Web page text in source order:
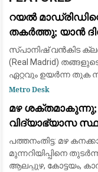
റയൽ
തകർത്തു; യാൻ
ബെർണബ്യൂവിൽ
സ്പാനിഷ് വൻകിട
(Real Madrid)
ഏറ്റവും ഉയർന്ന തുക
ഫോർവേഡ് യാൻ
ആർ.ബ
Metro Desk
മഴ
വിദ്യാഭ്യാസ
പത്തനംതിട്ട: മഴ
മുന്നറിയിപ്പിനെ
ആലപ്പുഴ, കോട്ടയം,